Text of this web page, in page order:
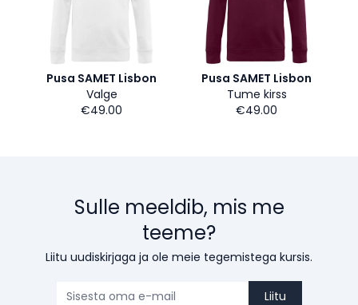
Pusa SAMET Lisbon
Valge
€49.00
Pusa SAMET Lisbon
Tume kirss
€49.00
Sulle meeldib, mis me
teeme?
Liitu uudiskirjaga ja ole meie tegemistega kursis.
Liitu